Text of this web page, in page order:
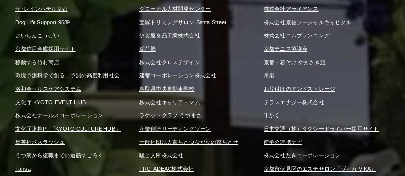
ザ･レインホテル京都 グローカル人材開発センター 株式会社アライアンス
Dog Life Support 9689 宝塚トリミングサロン Santa Street 株式会社京信ソーシャルキャピタル
さいしんこうげい 伊賀屋食品工業株式会社 株式会社コムプランニング
京都信用金庫採用サイト 稲荷塾 京都テニス協議会
移動する竹村商店 株式会社クロスデザイン 京都・着付け やまさき組
環境予測科学で創る、予測の高度利用社会 建都コーポレーション株式会社 常楽
洛和会ヘルスケアシステム 鳥取県中央自動車学校 お片付けのアンドストレージ
文化庁 KYOTO EVENT HUB 株式会社キャリア・マム テラスエナジー株式会社
株式会社ナールスコーポレーション ラケットクラブ うづまさ 千かく
文化庁連携PF「KYOTO CULTURE HUB」 産業創造リーディングゾーン 日本交通（株）タクシードライバー採用サイト
集英社ボスラッシュ 一般社団法人育ちとつながりの家ちとせ 産学公連携ナビ
うつ病から復職までの道筋すごろく 駿台文庫株式会社 株式会社たきコーポレーション
Tansa TRC-ADEAC株式会社 京都市伏見区のエステサロン「ヴィカ VIKA」